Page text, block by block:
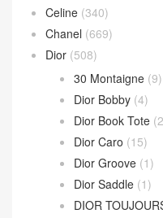
Andiamo 手拿包
Hop 斜挎包
Jodie 手提包
Loop 斜挎包(4)
Parachute Bag
Sardine Hobo(4)
Wallace Bag (10)
Celine(340)
Chanel(669)
Dior
(508)